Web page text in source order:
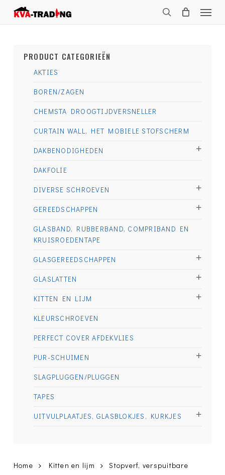
Menu
PRODUCT CATEGORIEËN
AKTIES
BOREN/ZAGEN
CHEMSTA DROOGTIJDVERSNELLER
CURTAIN WALL, HET MOBIELE STOFSCHERM
DAKBENODIGHEDEN
DAKFOLIE
DIVERSE SCHROEVEN
GEREEDSCHAPPEN
GLASBAND, RUBBERBAND, COMPRIBAND EN
KRUISROEDENTAPE
GLASGEREEDSCHAPPEN
GLASLATTEN
KITTEN EN LIJM
KLEURSCHROEVEN
PERFECT COVER AFDEKVLIES
PUR-SCHUIMEN
SLAGPLUGGEN/PLUGGEN
TAPES
UITVULPLAATJES, GLASBLOKJES, KURKJES
Home Kitten en lijm
Stopverf, verspuitbare